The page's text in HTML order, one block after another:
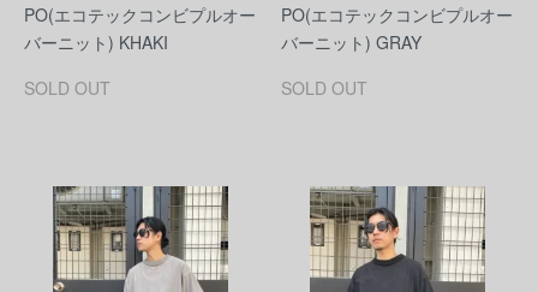
PO(エコテックコンビプルオー
バーニット) KHAKI
SOLD OUT
PO(エコテックコンビプルオー
バーニット) GRAY
SOLD OUT